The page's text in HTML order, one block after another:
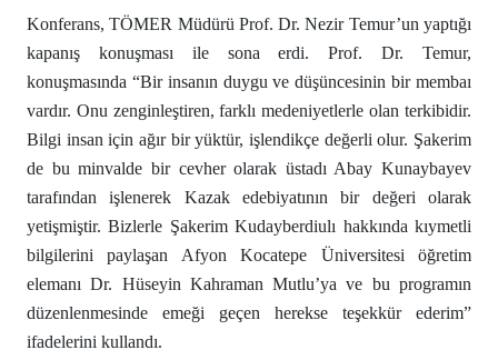
Konferans, TÖMER Müdürü Prof. Dr. Nezir Temur’un yaptığı
kapanış konuşması ile sona erdi. Prof. Dr. Temur,
konuşmasında “Bir insanın duygu ve düşüncesinin bir membaı
vardır. Onu zenginleştiren, farklı medeniyetlerle olan terkibidir.
Bilgi insan için ağır bir yüktür, işlendikçe değerli olur. Şakerim
de bu minvalde bir cevher olarak üstadı Abay Kunaybayev
tarafından işlenerek Kazak edebiyatının bir değeri olarak
yetişmiştir. Bizlerle Şakerim Kudayberdiulı hakkında kıymetli
bilgilerini paylaşan Afyon Kocatepe Üniversitesi öğretim
elemanı Dr. Hüseyin Kahraman Mutlu’ya ve bu programın
düzenlenmesinde emeği geçen herekse teşekkür ederim”
ifadelerini kullandı.